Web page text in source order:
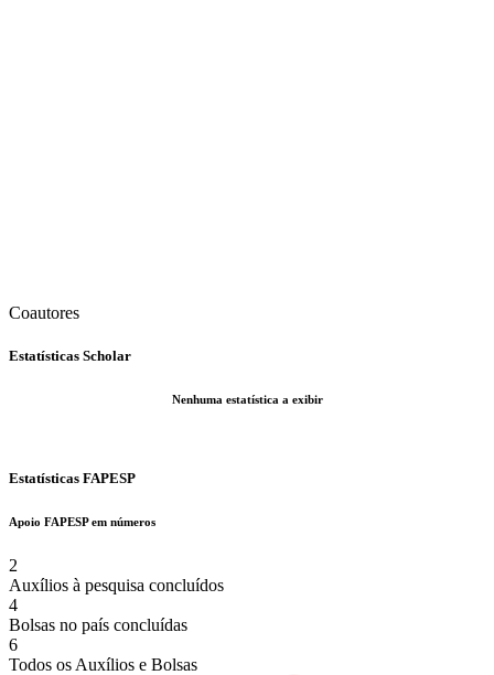
Coautores
Estatísticas Scholar
Nenhuma estatística a exibir
Estatísticas FAPESP
Apoio FAPESP em números
2
Auxílios à pesquisa concluídos
4
Bolsas no país concluídas
6
Todos os Auxílios e Bolsas